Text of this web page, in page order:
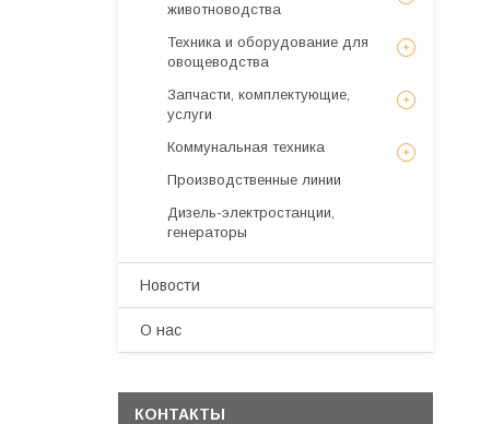
животноводства
Техника и оборудование для
овощеводства
Запчасти, комплектующие,
услуги
Коммунальная техника
Производственные линии
Дизель-электростанции,
генераторы
Новости
О нас
КОНТАКТЫ